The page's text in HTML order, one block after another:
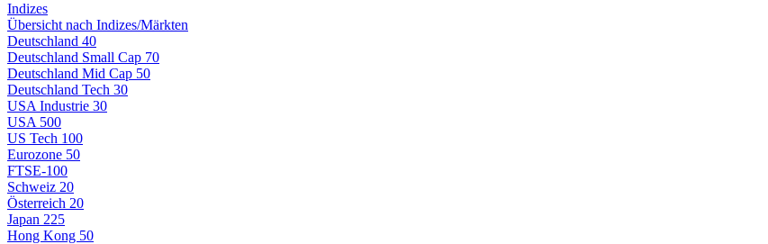
Indizes
Übersicht nach Indizes/Märkten
Deutschland 40
Deutschland Small Cap 70
Deutschland Mid Cap 50
Deutschland Tech 30
USA Industrie 30
USA 500
US Tech 100
Eurozone 50
FTSE-100
Schweiz 20
Österreich 20
Japan 225
Hong Kong 50